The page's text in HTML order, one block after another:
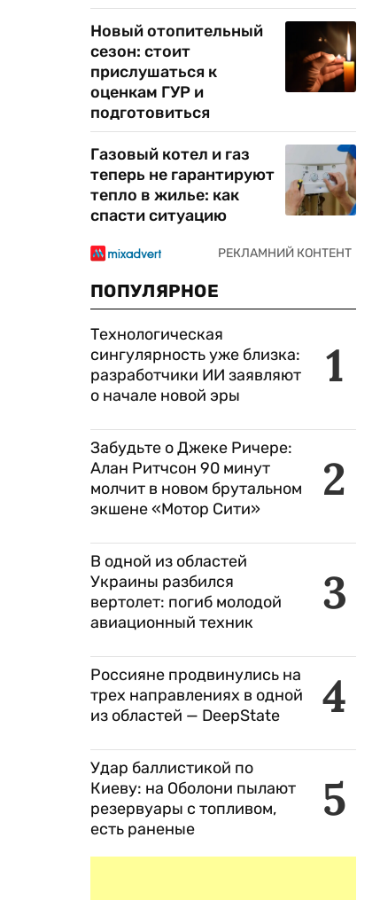
Новый отопительный
сезон: стоит
прислушаться к
оценкам ГУР и
подготовиться
Газовый котел и газ
теперь не гарантируют
тепло в жилье: как
спасти ситуацию
ПОПУЛЯРНОЕ
1
Технологическая
сингулярность уже близка:
разработчики ИИ заявляют
о начале новой эры
2
Забудьте о Джеке Ричере:
Алан Ритчсон 90 минут
молчит в новом брутальном
экшене «Мотор Сити»
3
В одной из областей
Украины разбился
вертолет: погиб молодой
авиационный техник
4
Россияне продвинулись на
трех направлениях в одной
из областей — DeepState
5
Удар баллистикой по
Киеву: на Оболони пылают
резервуары с топливом,
есть раненые